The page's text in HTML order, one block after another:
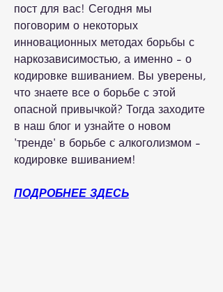
пост для вас! Сегодня мы
поговорим о некоторых
инновационных методах борьбы с
наркозависимостью, а именно - о
кодировке вшиванием. Вы уверены,
что знаете все о борьбе с этой
опасной привычкой? Тогда заходите
в наш блог и узнайте о новом
'тренде' в борьбе с алкоголизмом -
кодировке вшиванием!
ПОДРОБНЕЕ ЗДЕСЬ